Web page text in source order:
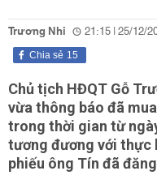
Trương Nhi 21:15 | 25/12/
15
Chia sẻ
Chủ tịch HĐQT Gỗ
vừa thông báo đã
trong thời gian từ
tương đương với thực
phiếu ông Tín đã